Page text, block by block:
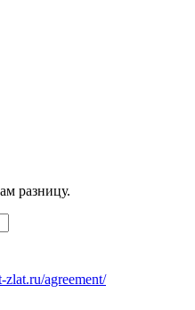
разницу.
zlat.ru/agreement/